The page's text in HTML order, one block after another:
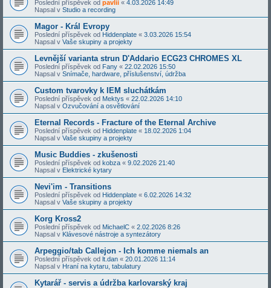
Poslední příspěvek od pavlii « 4.03.2026 14:49
Napsal v Studio a recording
Magor - Král Evropy
Poslední příspěvek od Hiddenplate « 3.03.2026 15:54
Napsal v Vaše skupiny a projekty
Levnější varianta strun D'Addario ECG23 CHROMES XL
Poslední příspěvek od Fany « 22.02.2026 15:50
Napsal v Snímače, hardware, příslušenství, údržba
Custom tvarovky k IEM sluchátkám
Poslední příspěvek od Mektys « 22.02.2026 14:10
Napsal v Ozvučování a osvětlování
Eternal Records - Fracture of the Eternal Archive
Poslední příspěvek od Hiddenplate « 18.02.2026 1:04
Napsal v Vaše skupiny a projekty
Music Buddies - zkušenosti
Poslední příspěvek od kobza « 9.02.2026 21:40
Napsal v Elektrické kytary
Nevi'im - Transitions
Poslední příspěvek od Hiddenplate « 6.02.2026 14:32
Napsal v Vaše skupiny a projekty
Korg Kross2
Poslední příspěvek od MichaelC « 2.02.2026 8:26
Napsal v Klávesové nástroje a syntezátory
Arpeggio/tab Callejon - Ich komme niemals an
Poslední příspěvek od lt.dan « 20.01.2026 11:14
Napsal v Hraní na kytaru, tabulatury
Kytarář - servis a údržba karlovarský kraj